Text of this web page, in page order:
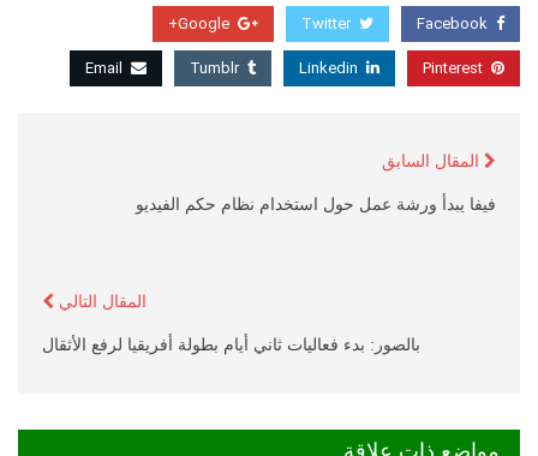
Facebook
Twitter
Google+
Pinterest
Linkedin
Tumblr
Email
المقال السابق
فيفا يبدأ ورشة عمل حول استخدام نظام حكم الفيديو
المقال التالي
بالصور: بدء فعاليات ثاني أيام بطولة أفريقيا لرفع الأثقال
مواضع ذات علاقة